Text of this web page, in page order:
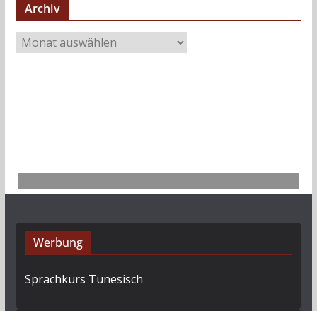
Archiv
r
Werbung
Sprachkurs Tunesisch